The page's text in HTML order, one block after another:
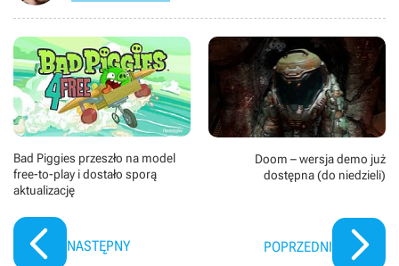
Bad Piggies przeszło na model
free-to-play i dostało sporą
aktualizację
NASTĘPNY
Doom – wersja demo już
dostępna (do niedzieli)
POPRZEDNI